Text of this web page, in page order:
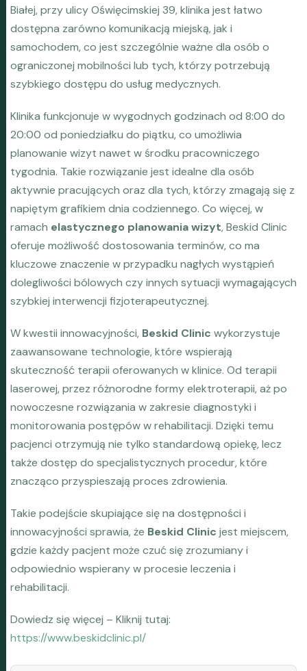
Białej, przy ulicy Oświęcimskiej 39, klinika jest łatwo
dostępna zarówno komunikacją miejską, jak i
samochodem, co jest szczególnie ważne dla osób o
ograniczonej mobilności lub tych, którzy potrzebują
szybkiego dostępu do usług medycznych.
Klinika funkcjonuje w wygodnych godzinach od 8:00 do
20:00 od poniedziałku do piątku, co umożliwia
planowanie wizyt nawet w środku pracowniczego
tygodnia. Takie rozwiązanie jest idealne dla osób
aktywnie pracujących oraz dla tych, którzy zmagają się z
napiętym grafikiem dnia codziennego. Co więcej, w
ramach elastycznego planowania wizyt, Beskid Clinic
oferuje możliwość dostosowania terminów, co ma
kluczowe znaczenie w przypadku nagłych wystąpień
dolegliwości bólowych czy innych sytuacji wymagających
szybkiej interwencji fizjoterapeutycznej.
W kwestii innowacyjności, Beskid Clinic wykorzystuje
zaawansowane technologie, które wspierają
skuteczność terapii oferowanych w klinice. Od terapii
laserowej, przez różnorodne formy elektroterapii, aż po
nowoczesne rozwiązania w zakresie diagnostyki i
monitorowania postępów w rehabilitacji. Dzięki temu
pacjenci otrzymują nie tylko standardową opiekę, lecz
także dostęp do specjalistycznych procedur, które
znacząco przyspieszają proces zdrowienia.
Takie podejście skupiające się na dostępności i
innowacyjności sprawia, że Beskid Clinic jest miejscem,
gdzie każdy pacjent może czuć się zrozumiany i
odpowiednio wspierany w procesie leczenia i
rehabilitacji.
Dowiedz się więcej – Kliknij tutaj:
https://www.beskidclinic.pl/